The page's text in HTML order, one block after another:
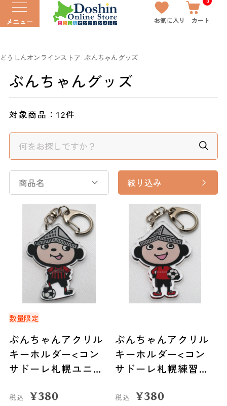
メニュー お気に入り カート
どうしんオンラインストア ぶんちゃんグッズ
ぶんちゃんグッズ
対象商品：12件
商品名 絞り込み
数量限定
ぶんちゃんアクリル
キーホルダー<コン
サドーレ札幌ユニフ
税込 ¥380
ぶんちゃんアクリル
キーホルダー<コン
サドーレ札幌練習着
税込 ¥380